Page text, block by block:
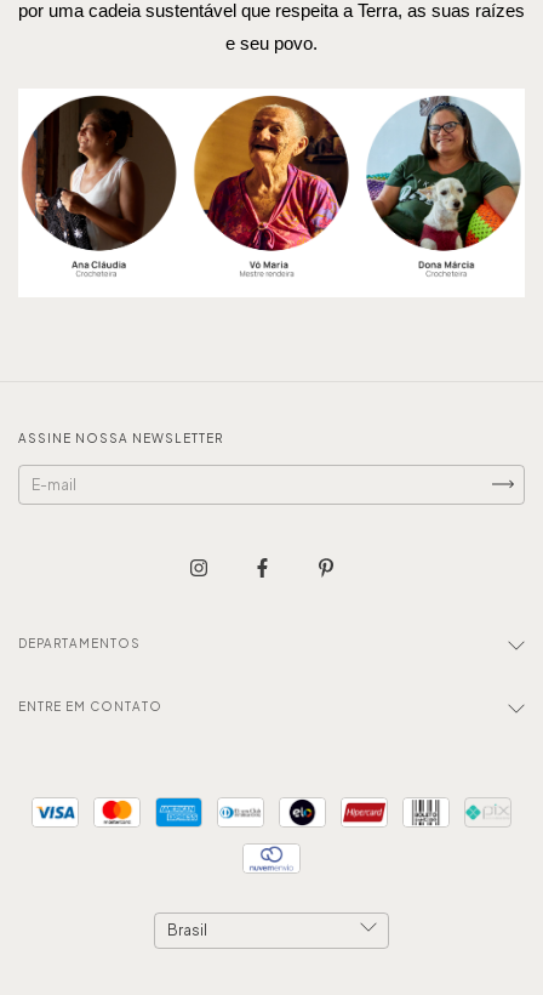
por uma cadeia sustentável que respeita a Terra, as suas raízes
e seu povo.
ASSINE NOSSA NEWSLETTER
DEPARTAMENTOS
ENTRE EM CONTATO